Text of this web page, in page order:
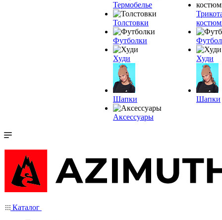
Термобелье
Толстовки
Футболки
Худи
Шапки
Аксессуары
Худи
Шапки
Каталог